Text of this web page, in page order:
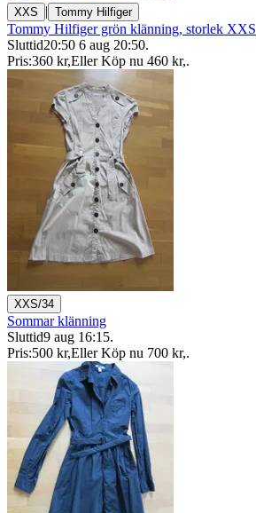
XXS | Tommy Hilfiger
Tommy Hilfiger grön klänning, storlek XXS
Sluttid20:50 6 aug 20:50.
Pris:360 kr,Eller Köp nu 460 kr,.
XXS/34
Sommar klänning
Sluttid9 aug 16:15.
Pris:500 kr,Eller Köp nu 700 kr,.